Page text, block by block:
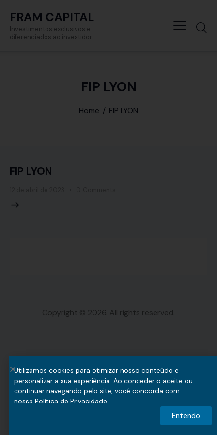
FRAM CAPITAL
Investimentos exclusivos e
diferenciados ao investidor
FIP LYON
Home FIP LYON
FIP LYON
Copyright © 2026. All rights reserved.
Utilizamos cookies para otimizar nosso conteúdo e
personalizar a sua experiência. Ao conceder o aceite ou
continuar navegando pelo site, você concorda com
nossaPolítica de Privacidade
Entendo